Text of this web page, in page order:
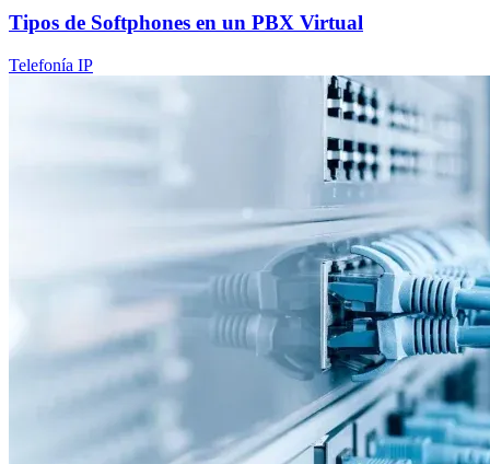
Tipos de Softphones en un PBX Virtual
Telefonía IP